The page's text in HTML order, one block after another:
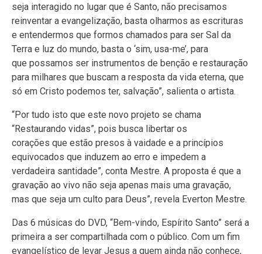
seja interagido no lugar que é Santo, não precisamos
reinventar a evangelização, basta olharmos as escrituras
e entendermos que formos chamados para ser Sal da
Terra e luz do mundo, basta o ‘sim, usa-me’, para
que possamos ser instrumentos de benção e restauração
para milhares que buscam a resposta da vida eterna, que
só em Cristo podemos ter, salvação”, salienta o artista.
“Por tudo isto que este novo projeto se chama
“Restaurando vidas”, pois busca libertar os
corações que estão presos à vaidade e a princípios
equivocados que induzem ao erro e impedem a
verdadeira santidade”, conta Mestre. A proposta é que a
gravação ao vivo não seja apenas mais uma gravação,
mas que seja um culto para Deus”, revela Everton Mestre.
Das 6 músicas do DVD, “Bem-vindo, Espírito Santo” será a
primeira a ser compartilhada com o público. Com um fim
evangelístico de levar Jesus a quem ainda não conhece,